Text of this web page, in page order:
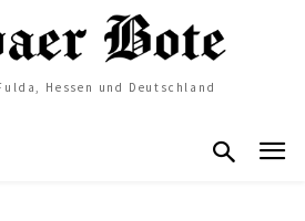
Hessen und Deutschland